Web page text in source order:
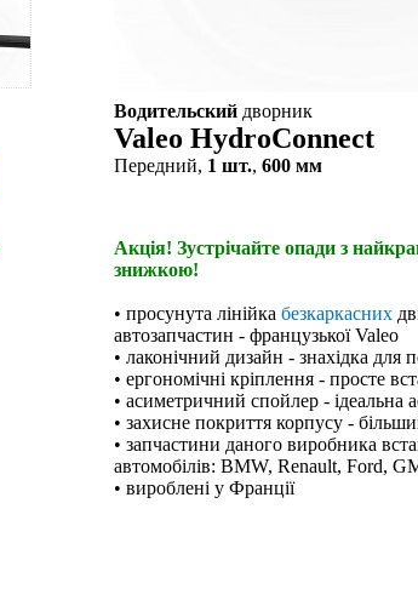
Водительский дворник
Valeo HydroConnect
Передний, 1 шт., 600 мм
Акція! Зустрічайте опади з
знижкою!
• просунута лінійка безкаркасних
автозапчастин - французької Valeo
• лаконічний дизайн - знахідка для
• ергономічні кріплення - просте
• асиметричний спойлер - ідеальна
• захисне покриття корпусу -
• запчастини даного виробника
автомобілів: BMW, Renault, Ford,
• вироблені у Франції